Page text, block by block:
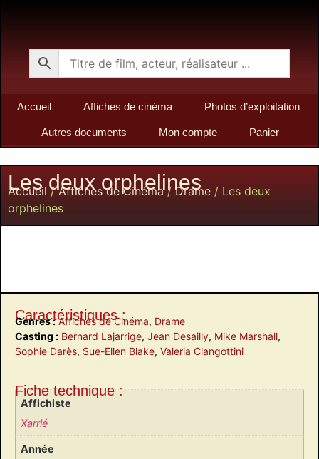
Accueil Affiches de cinéma Photos d’exploitation
Autres documents Mon compte Panier
Les deux orphelines
Accueil /Affiches de Cinéma/ Drame / Les deux
orphelines
Caractéristiques :
Genres : Affiches de Cinéma, Drame
Casting : Bernard Lajarrige, Jean Desailly, Mike Marshall,
Sophie Darès, Sue-Ellen Blake, Valeria Ciangottini
Fiche technique :
Affichiste
Xarrié
Année